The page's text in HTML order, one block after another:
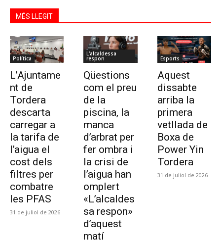
MÉS LLEGIT
Política
L’Ajuntame
nt de
Tordera
descarta
carregar a
la tarifa de
l’aigua el
cost dels
filtres per
combatre
les PFAS
31 de juliol de 2026
L'alcaldessa
respon
Qüestions
com el preu
de la
piscina, la
manca
d’arbrat per
fer ombra i
la crisi de
l’aigua han
omplert
«L’alcaldes
sa respon»
d’aquest
matí
Esports
Aquest
dissabte
arriba la
primera
vetllada de
Boxa de
Power Yin
Tordera
31 de juliol de 2026